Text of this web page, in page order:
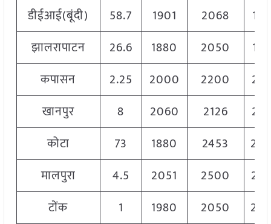
डीईआई(बूंदी)
58.7 1901 2068
झालरापाटन
26.6 1880 2050
कपासन
2.25 2000 2200
खानपुर
8 2060 2126
कोटा
73 1880 2453
मालपुरा
4.5 2051 2500
टोंक
1 1980 2050